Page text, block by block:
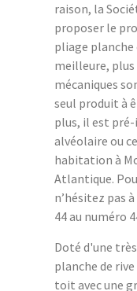
raison, la
proposer le
pliage planche
meilleure,
mécaniques
seul produit à
plus, il est pré-
alvéolaire ou
habitation à
Atlantique.
n’hésitez pas
44 au numéro
Doté d'une
planche de
toit avec une